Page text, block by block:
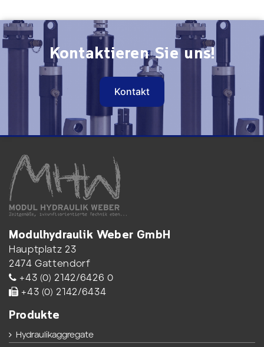
Kontaktieren Sie uns!
Kontakt
Modulhydraulik Weber GmbH
Hauptplatz 23
2474 Gattendorf
+43 (0) 2142/6426 0
+43 (0) 2142/6434
Produkte
Hydraulikaggregate